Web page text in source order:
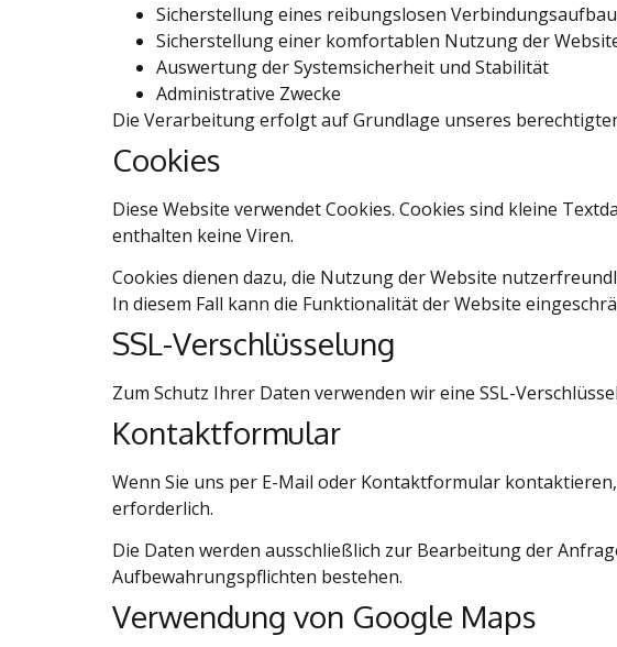
Sicherstellung eines reibungslosen
Sicherstellung einer komfortablen Nutzung der
Auswertung der Systemsicherheit und Stabilität
Administrative Zwecke
Die Verarbeitung erfolgt auf Grundlage unseres
Cookies
Diese Website verwendet Cookies. Cookies sind kleine
enthalten keine Viren.
Cookies dienen dazu, die Nutzung der Website
In diesem Fall kann die Funktionalität der Website
SSL-Verschlüsselung
Zum Schutz Ihrer Daten verwenden wir eine SSL-
Kontaktformular
Wenn Sie uns per E-Mail oder Kontaktformular
erforderlich.
Die Daten werden ausschließlich zur Bearbeitung der
Aufbewahrungspflichten bestehen.
Verwendung von Google Maps